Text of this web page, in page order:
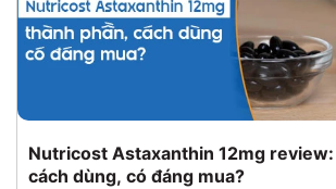
Nutricost Astaxanthin 12mg
cách dùng, có đáng mua?